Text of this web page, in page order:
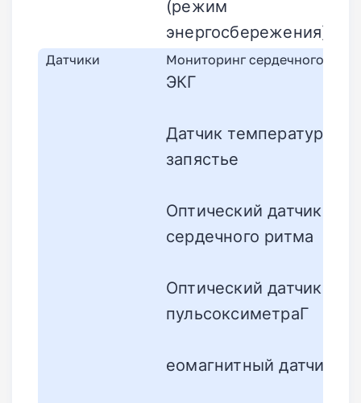
(режим
энергосбережения)
Датчики Мониторинг сердечного
ЭКГ
Датчик температуры на
запястье
Оптический датчик
сердечного ритма
Оптический датчик
пульсоксиметраГ
еомагнитный датчик